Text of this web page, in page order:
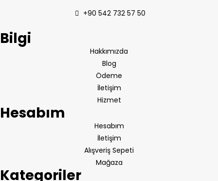
+90 542 732 57 50
Bilgi
Hakkımızda
Blog
Ödeme
İletişim
Hizmet
Hesabım
Hesabım
İletişim
Alışveriş Sepeti
Mağaza
Kategoriler